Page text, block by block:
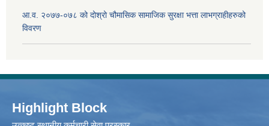
आ.व. २०७७-०७८ को दोश्रो चौमासिक सामाजिक सुरक्षा भत्ता लाभग्राहीहरुको
विवरण
Highlight Block